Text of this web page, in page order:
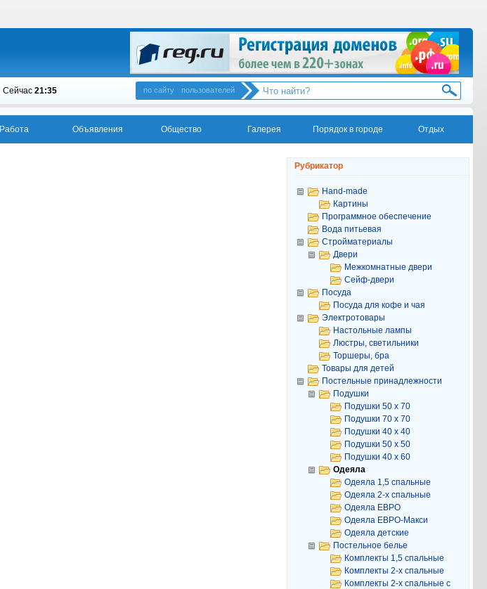
Cейчас 21:35 по сайту пользователей
Работа Объявления Общество Галерея Порядок в городе Отдых
Рубрикатор
Hand-made
Картины
Программное обеспечение
Вода питьевая
Стройматериалы
Двери
Межкомнатные двери
Сейф-двери
Посуда
Посуда для кофе и чая
Электротовары
Настольные лампы
Люстры, светильники
Торшеры, бра
Товары для детей
Постельные принадлежности
Подушки
Подушки 50 х 70
Подушки 70 х 70
Подушки 40 х 40
Подушки 50 х 50
Подушки 40 х 60
Одеяла
Одеяла 1,5 спальные
Одеяла 2-х спальные
Одеяла ЕВРО
Одеяла ЕВРО-Макси
Одеяла детские
Постельное белье
Комплекты 1,5 спальные
Комплекты 2-х спальные
Комплекты 2-х спальные с